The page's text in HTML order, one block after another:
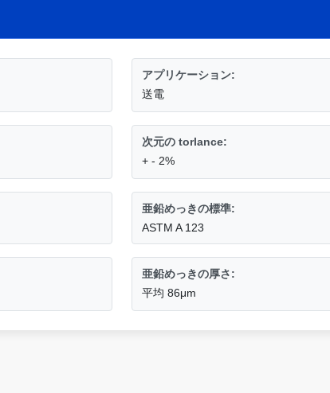
アプリケーション:
送電
次元の torlance:
+ - 2%
亜鉛めっきの標準:
ASTM A 123
亜鉛めっきの厚さ:
平均 86μm